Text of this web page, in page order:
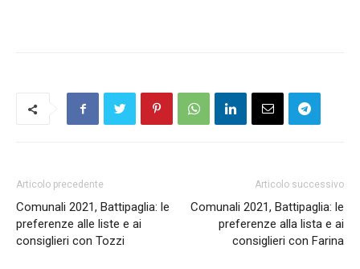
Articolo precedente
Comunali 2021, Battipaglia: le
preferenze alle liste e ai
consiglieri con Tozzi
Articolo successivo
Comunali 2021, Battipaglia: le
preferenze alla lista e ai
consiglieri con Farina